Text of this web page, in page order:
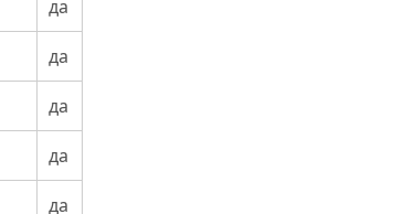
да
да
да
да
да